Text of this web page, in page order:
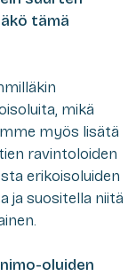
tämä
mikä
myös lisätä
ravintoloiden
erikoisoluiden
ja suositella niitä
oluiden